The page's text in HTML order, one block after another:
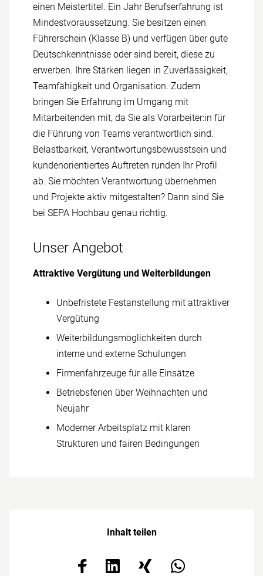
einen Meister­titel. Ein Jahr Berufserfahrung ist
Mindest­voraussetzung. Sie besitzen einen
Führerschein (Klasse B) und verfügen über gute
Deutsch­kenntnisse oder sind bereit, diese zu
erwerben. Ihre Stärken liegen in Zu­verlässigkeit,
Team­fähigkeit und Organisation. Zudem
bringen Sie Erfahrung im Umgang mit
Mitarbeitenden mit, da Sie als Vorarbeiter:in für
die Führung von Teams verantwortlich sind.
Belastbarkeit, Verantwortungs­bewusstsein und
kunden­orientiertes Auftreten runden Ihr Profil
ab. Sie möchten Verantwortung übernehmen
und Projekte aktiv mitgestalten? Dann sind Sie
bei SEPA Hochbau genau richtig.
Unser Angebot
Attraktive Vergütung und Weiter­bildungen
Unbefristete Fest­anstellung mit attraktiver
Vergütung
Weiterbildungs­­möglichkeiten durch
interne und externe Schul­ungen
Firmen­fahrzeuge für alle Einsätze
Betriebs­ferien über Weihnachten und
Neujahr
Moderner Arbeits­platz mit klaren
Strukturen und fairen Be­dingungen
Inhalt teilen